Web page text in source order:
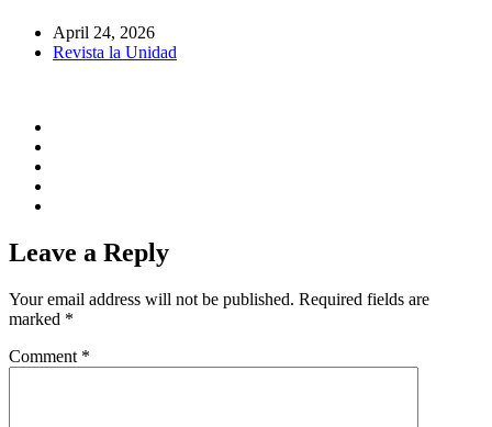
April 24, 2026
Revista la Unidad
Leave a Reply
Your email address will not be published. Required fields are
marked *
Comment *